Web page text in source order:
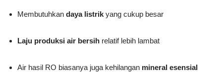
Membutuhkan daya listrik yang cukup besar
Laju produksi air bersih relatif lebih lambat
Air hasil RO biasanya juga kehilangan mineral esensial